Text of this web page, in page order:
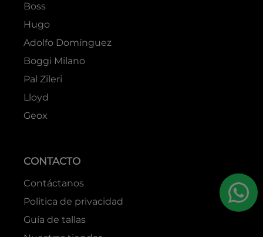
Boss
Hugo
Adolfo Domínguez
Boggi Milano
Pal Zileri
Lloyd
Geox
CONTACTO
Contáctanos
Politica de privacidad
Guía de tallas